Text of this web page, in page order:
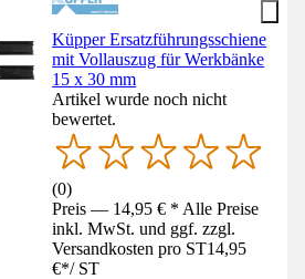
Küpper Ersatzführungsschiene
mit Vollauszug für Werkbänke
15 x 30 mm
Artikel wurde noch nicht
bewertet.
(0)
Preis — 14,95 € * Alle Preise
inkl. MwSt. und ggf. zzgl.
Versandkosten pro ST14,95
€*/ ST